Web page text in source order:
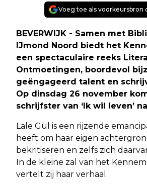
Voeg toe als voorkeursbron
BEVERWIJK - Samen met
IJmond Noord biedt het
een spectaculaire reeks
Ontmoetingen, boordevol
geëngageerd talent en
Op dinsdag 26 november
schrijfster van ‘Ik wil leven’
Lale Gül is een rijzende
heeft om haar eigen
bekritiseren en zelfs zich
In de kleine zal van het
vertelt zij haar verhaal.